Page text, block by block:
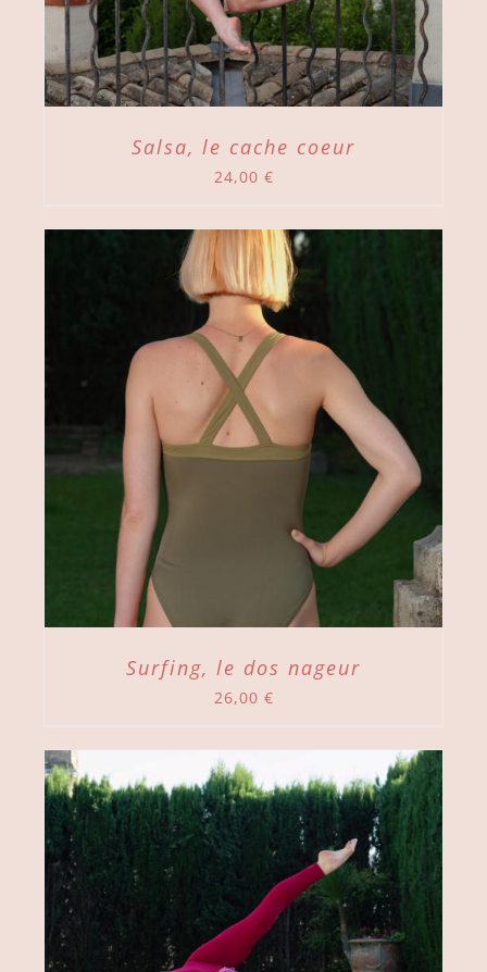
Salsa, le cache coeur
24,00 €
Surfing, le dos nageur
26,00 €